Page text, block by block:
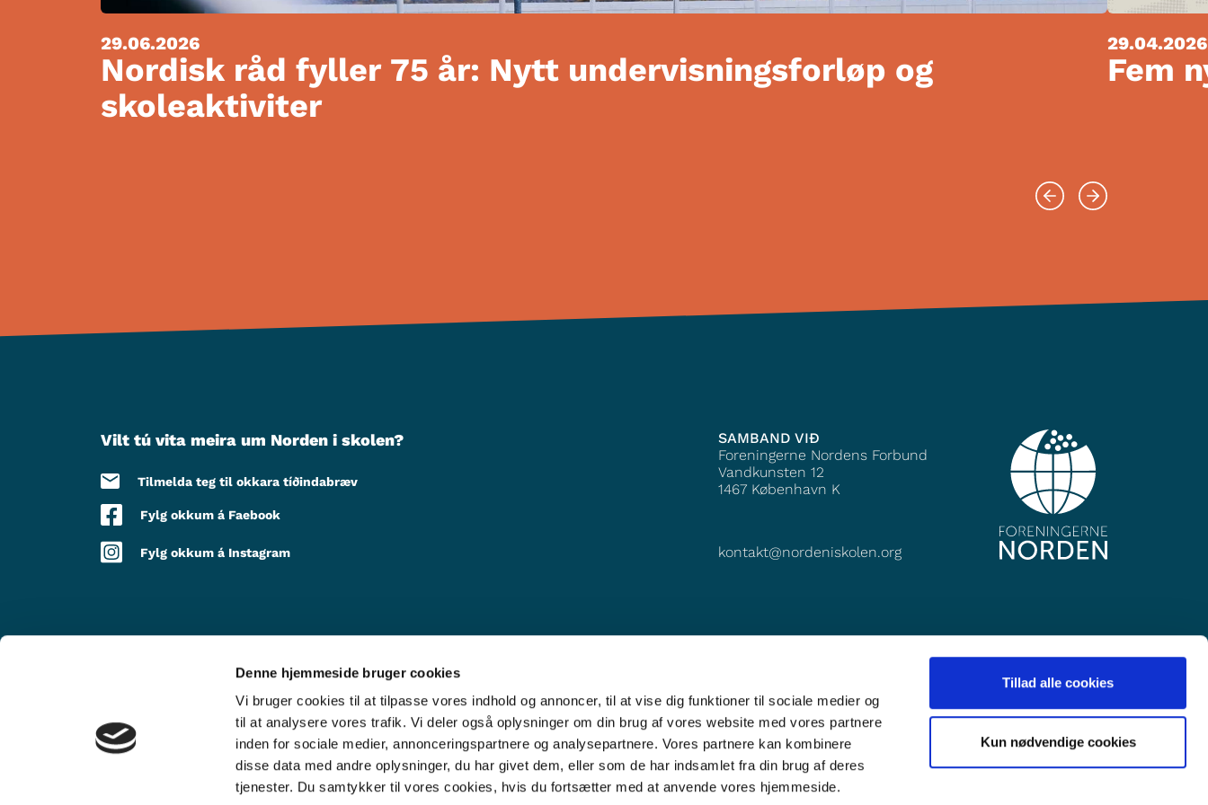
Denne hjemmeside bruger cookies
Vi bruger cookies til at tilpasse vores indhold og annoncer, til at vise dig funktioner til sociale medier og
til at analysere vores trafik. Vi deler også oplysninger om din brug af vores website med vores partnere
inden for sociale medier, annonceringspartnere og analysepartnere. Vores partnere kan kombinere
disse data med andre oplysninger, du har givet dem, eller som de har indsamlet fra din brug af deres
tjenester. Du samtykker til vores cookies, hvis du fortsætter med at anvende vores hjemmeside.
Tillad alle cookies
Kun nødvendige cookies
29.06.2026
Nordisk råd fyller 75 år: Nytt undervisningsforløp og
skoleaktiviter
29.04.2026
Fem
Vilt tú vita meira um Norden i skolen?
Tilmelda teg til okkara tíðindabræv
Fylg okkum á Faebook
Fylg okkum á Instagram
SAMBAND VIÐ
Foreningerne Nordens Forbund
Vandkunsten 12
1467 København K
kontakt@nordeniskolen.org